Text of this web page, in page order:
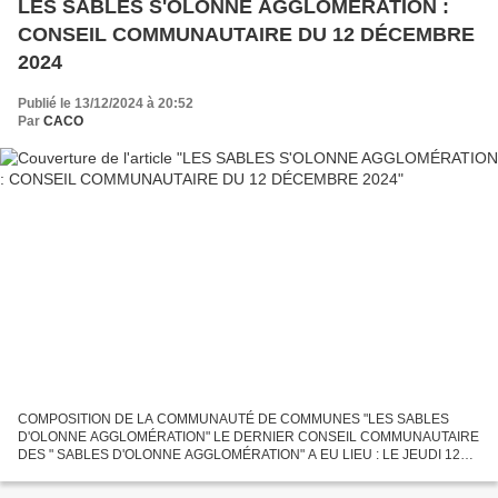
LES SABLES S'OLONNE AGGLOMÉRATION :
CONSEIL COMMUNAUTAIRE DU 12 DÉCEMBRE
2024
Publié le 13/12/2024 à 20:52
Par CACO
COMPOSITION DE LA COMMUNAUTÉ DE COMMUNES "LES SABLES
D'OLONNE AGGLOMÉRATION" LE DERNIER CONSEIL COMMUNAUTAIRE
DES " SABLES D'OLONNE AGGLOMÉRATION" A EU LIEU : LE JEUDI 12
QUARTIER D'OLONNE-SUR-MER...